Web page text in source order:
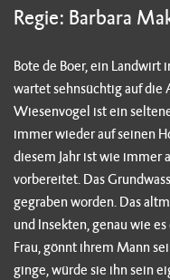
Regie: Barbara
Bote de Boer, ein Landwirt
wartet sehnsüchtig auf die
Wiesenvogel ist ein
immer wieder auf seinen
diesem Jahr ist wie immer
vorbereitet. Das
gegraben worden. Das
und Insekten, genau wie
Frau, gönnt ihrem Mann
ginge, würde sie ihn sein